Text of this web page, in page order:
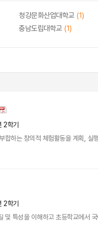
청강문화산업대학교 (1)
충남도립대학교 (1)
2학기
합하는 창의적 체험활동을 계획, 실
2학기
및 특성을 이해하고 초등학교에서